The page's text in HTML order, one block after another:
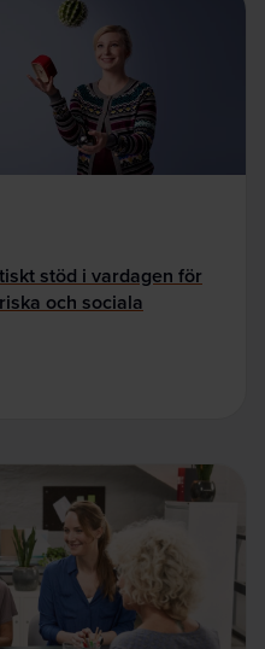
stöd i vardagen för
och sociala